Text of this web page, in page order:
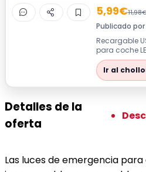
5,99€
Publicado por
Recargable
para coche
recargables
visibilidad y...
Ir al chollo
Detalles de la
oferta
Las luces de emergencia para